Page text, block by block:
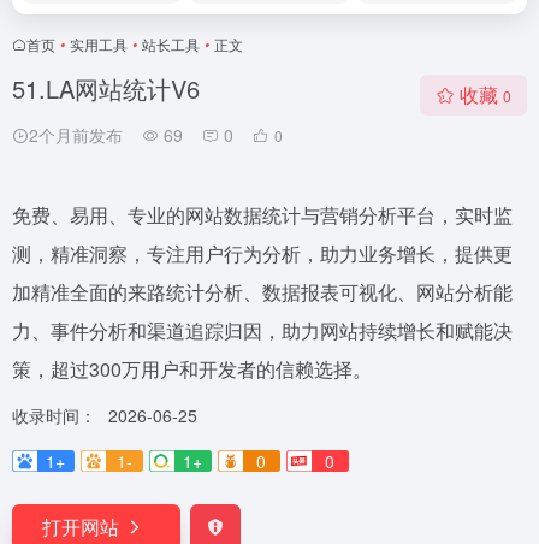
首页 • 实用工具 • 站长工具 • 正文
51.LA网站统计V6
2个月前发布 69 0 0
收藏 0
免费、易用、专业的网站数据统计与营销分析平台，实时监
测，精准洞察，专注用户行为分析，助力业务增长，提供更
加精准全面的来路统计分析、数据报表可视化、网站分析能
力、事件分析和渠道追踪归因，助力网站持续增长和赋能决
策，超过300万用户和开发者的信赖选择。
收录时间：
2026-06-25
1+
1- 1+ 0 0
打开网站